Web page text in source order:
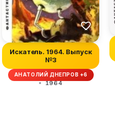
Искатель. 1964. Выпуск
№3
АНАТОЛИЙ ДНЕПРОВ +6
1964